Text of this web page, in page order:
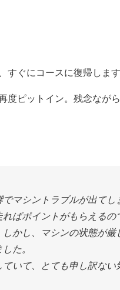
ぐにコースに復帰します
度ピットイン。残念なが
マシントラブルが出てし
ばポイントがもらえる
かし、マシンの状態が厳
た。
いて、とても申し訳な